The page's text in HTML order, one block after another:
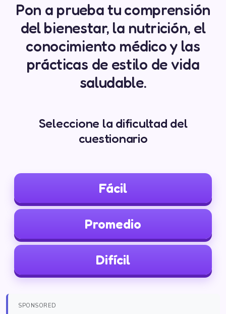
Pon a prueba tu comprensión
del bienestar, la nutrición, el
conocimiento médico y las
prácticas de estilo de vida
saludable.
Seleccione la dificultad del
cuestionario
Fácil
Promedio
Difícil
SPONSORED